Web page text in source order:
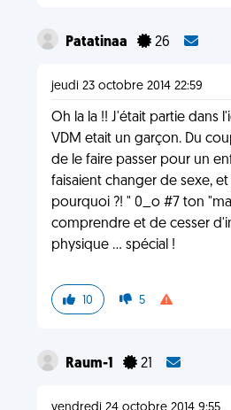
Patatinaa 26
jeudi 23 octobre 2014 22:59
Oh la la !! J'était partie dans
VDM etait un garçon. Du
de le faire passer pour un
faisaient changer de sexe,
pourquoi ?! " 0_o #7 ton
comprendre et de cesser
physique ... spécial !
10 5
Raum-1 21